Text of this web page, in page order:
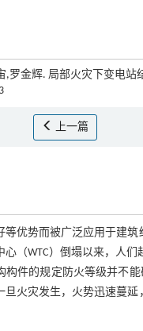
罗金辉. 局部火灾下变电站
上一篇
优势而被广泛应用于建
心（WTC）倒塌以来，人
构件的规定防火等级并不
火灾发生，火势迅速蔓